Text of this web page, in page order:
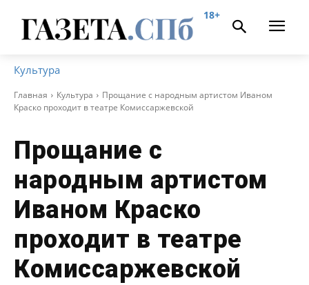
18+
Культура
Главная Культура
Прощание с народным артистом Иваном
Краско проходит в театре Комиссаржевской
Прощание с
народным артистом
Иваном Краско
проходит в театре
Комиссаржевской